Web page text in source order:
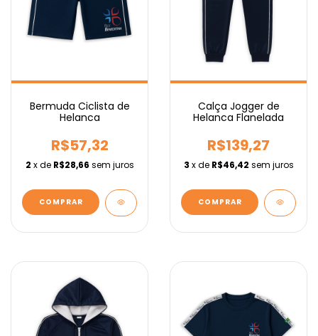
Bermuda Ciclista de
Helanca
R$57,32
2 x de R$28,66 sem juros
COMPRAR
Calça Jogger de
Helanca Flanelada
R$139,27
3 x de R$46,42 sem juros
COMPRAR